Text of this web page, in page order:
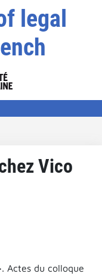
legal
Vico
Actes du colloque